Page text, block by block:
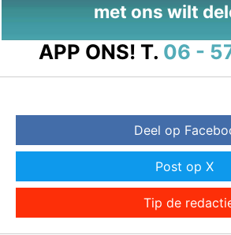
met ons wilt
APP ONS! T. 06 -
Deel op
Post op X
Tip de